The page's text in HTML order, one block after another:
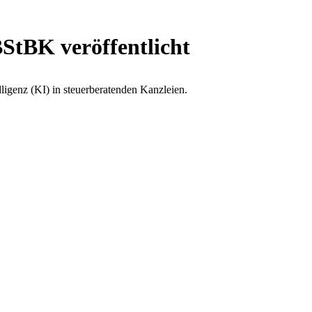
veröffentlicht
(KI) in steuerberatenden Kanzleien.